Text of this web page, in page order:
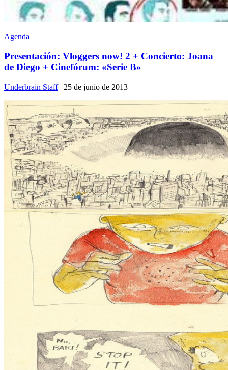
Agenda
Presentación: Vloggers now! 2 + Concierto: Joana
de Diego + Cinefórum: «Serie B»
Underbrain Staff| 25 de junio de 2013